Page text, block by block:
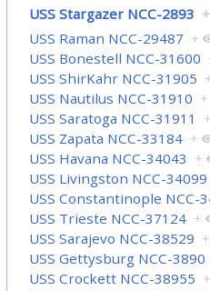
USS Stargazer NCC-2893 +
USS Raman NCC-29487 +
USS Bonestell NCC-31600
USS ShirKahr NCC-31905
USS Nautilus NCC-31910 +
USS Saratoga NCC-31911 +
USS Zapata NCC-33184 +
USS Havana NCC-34043 +
USS Livingston NCC-34099
USS Constantinople NCC-
USS Trieste NCC-37124 +
USS Sarajevo NCC-38529 +
USS Gettysburg NCC-3890
USS Crockett NCC-38955 +